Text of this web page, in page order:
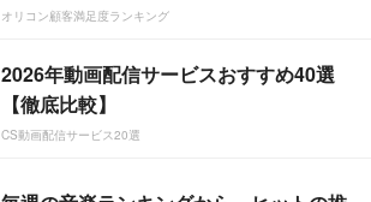
オリコン顧客満足度ランキング
2026年動画配信サービスおすすめ40選
【徹底比較】
CS動画配信サービス20選